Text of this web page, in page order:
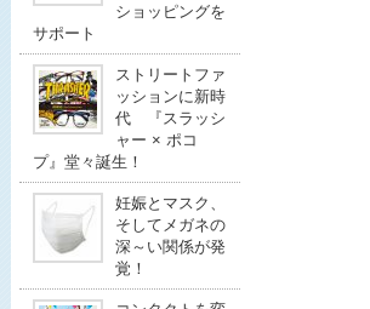
ショッピングを
サポート
ストリートファ
ッションに新時
代 『スラッシ
ャー × ポコ
プ』堂々誕生！
妊娠とマスク、
そしてメガネの
深～い関係が発
覚！